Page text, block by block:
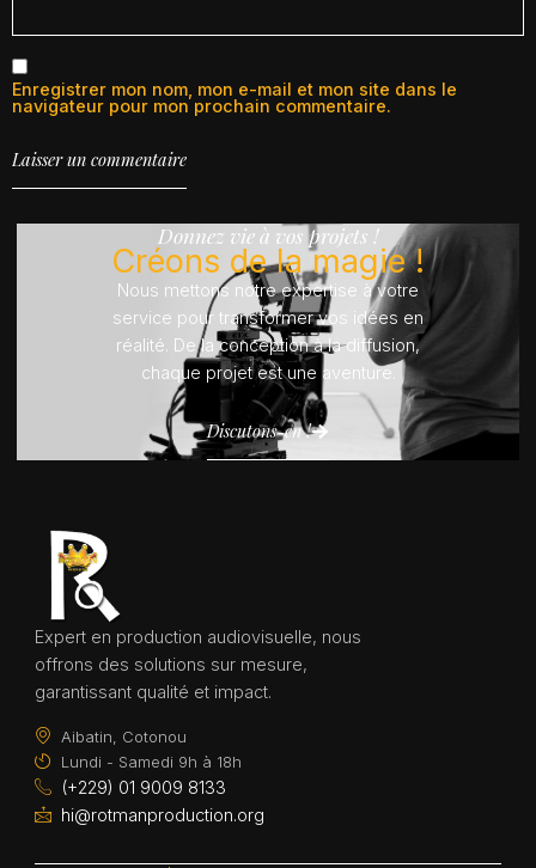
Enregistrer mon nom, mon e-mail et mon site dans le
navigateur pour mon prochain commentaire.
Donnez vie à vos projets !
Créons de la magie !
Nous mettons notre expertise à votre
service pour transformer vos idées en
réalité. De la conception à la diffusion,
chaque projet est une aventure.
Discutons-en !
Expert en production audiovisuelle, nous
offrons des solutions sur mesure,
garantissant qualité et impact.
Aibatin, Cotonou
Lundi - Samedi 9h à 18h
(+229) 01 9009 8133
hi@rotmanproduction.org